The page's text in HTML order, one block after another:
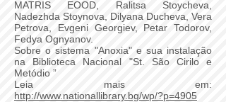
MATRIS EOOD, Ralitsa Stoycheva,
Nadezhda Stoynova, Dilyana Ducheva, Vera
Petrova, Evgeni Georgiev, Petar Todorov,
Fedya Ognyanov.
Sobre o sistema "Anoxia" e sua instalação
na Biblioteca Nacional "St. São Cirilo e
Metódio ”
Leia mais em:
http://www.nationallibrary.bg/wp/?p=4905